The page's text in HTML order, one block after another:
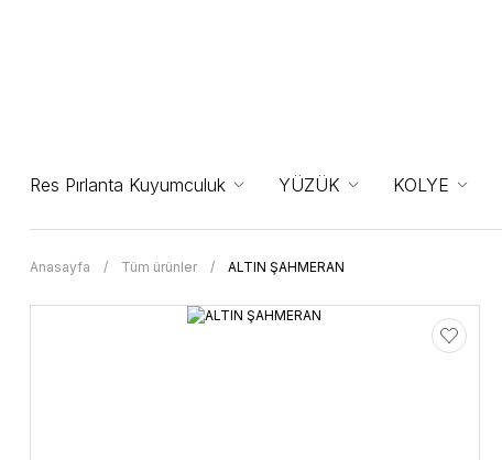
Res Pırlanta Kuyumculuk YÜZÜK KOLYE
Anasayfa Tüm ürünler ALTIN ŞAHMERAN